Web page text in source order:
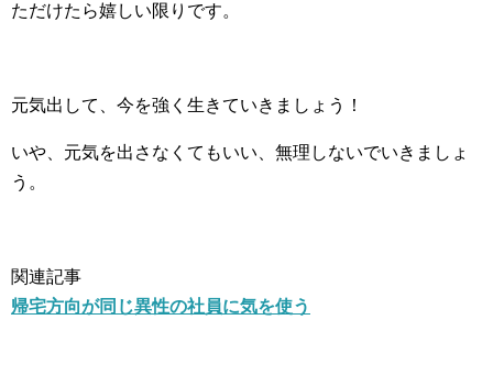
ただけたら嬉しい限りです。
元気出して、今を強く生きていきましょう！
いや、元気を出さなくてもいい、無理しないでいきましょ
う。
関連記事
帰宅方向が同じ異性の社員に気を使う